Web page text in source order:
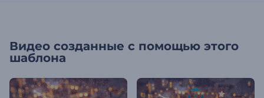
Видео созданные с помощью этого
шаблона